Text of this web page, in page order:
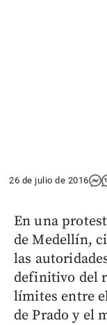
26 de julio de 2016
En una
de Medellín,
las
definitivo del
límites entre
de Prado y el